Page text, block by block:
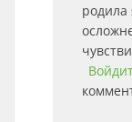
родила